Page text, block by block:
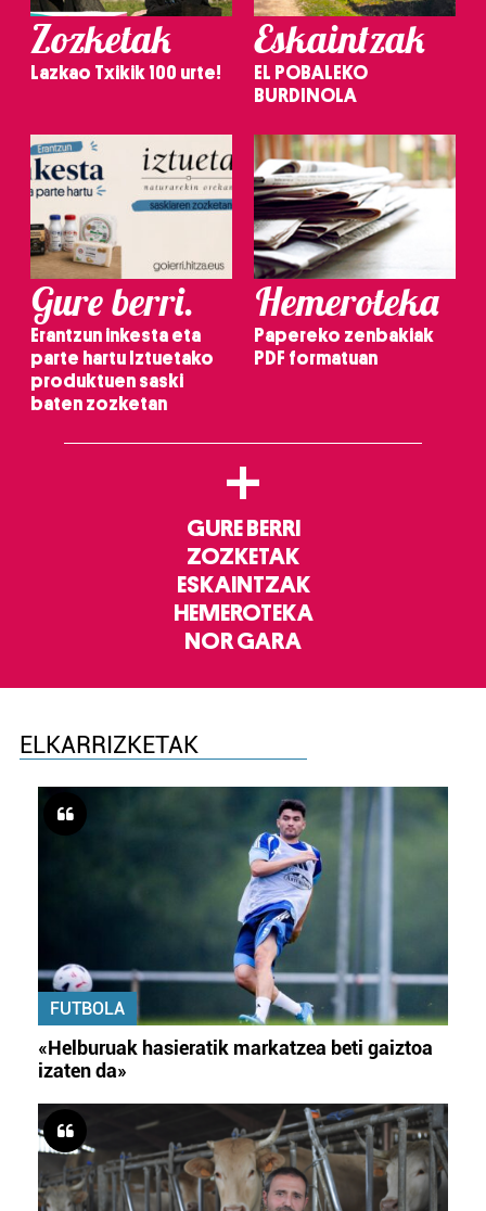
Zozketak
Lazkao Txikik 100 urte!
Eskaintzak
EL POBALEKO
BURDINOLA
Gure berri.
Erantzun inkesta eta
parte hartu Iztuetako
produktuen saski
baten zozketan
Hemeroteka
Papereko zenbakiak
PDF formatuan
+
GURE BERRI
ZOZKETAK
ESKAINTZAK
HEMEROTEKA
NOR GARA
ELKARRIZKETAK
FUTBOLA
«Helburuak hasieratik markatzea beti gaiztoa
izaten da»